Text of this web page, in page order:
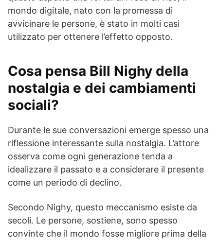
mondo digitale, nato con la promessa di
avvicinare le persone, è stato in molti casi
utilizzato per ottenere l’effetto opposto.
Cosa pensa Bill Nighy della
nostalgia e dei cambiamenti
sociali?
Durante le sue conversazioni emerge spesso una
riflessione interessante sulla nostalgia. L’attore
osserva come ogni generazione tenda a
idealizzare il passato e a considerare il presente
come un periodo di declino.
Secondo Nighy, questo meccanismo esiste da
secoli. Le persone, sostiene, sono spesso
convinte che il mondo fosse migliore prima della